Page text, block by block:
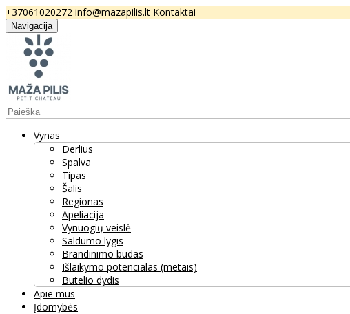
+37061020272 info@mazapilis.lt Kontaktai
Navigacija
Vynas
Derlius
Spalva
Tipas
Šalis
Regionas
Apeliacija
Vynuogių veislė
Saldumo lygis
Brandinimo būdas
Išlaikymo potencialas (metais)
Butelio dydis
Apie mus
Įdomybės